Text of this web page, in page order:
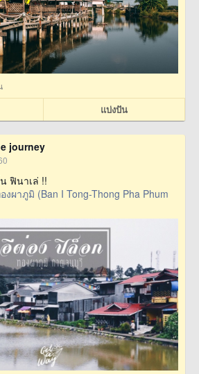
แบ่งปัน
journey
ฟินาเล่ !!
งผาภูมิ (Ban I Tong-Thong Pha Phum